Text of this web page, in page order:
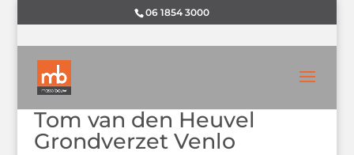
06 1854 3000
Tom van den Heuvel
Grondverzet Venlo